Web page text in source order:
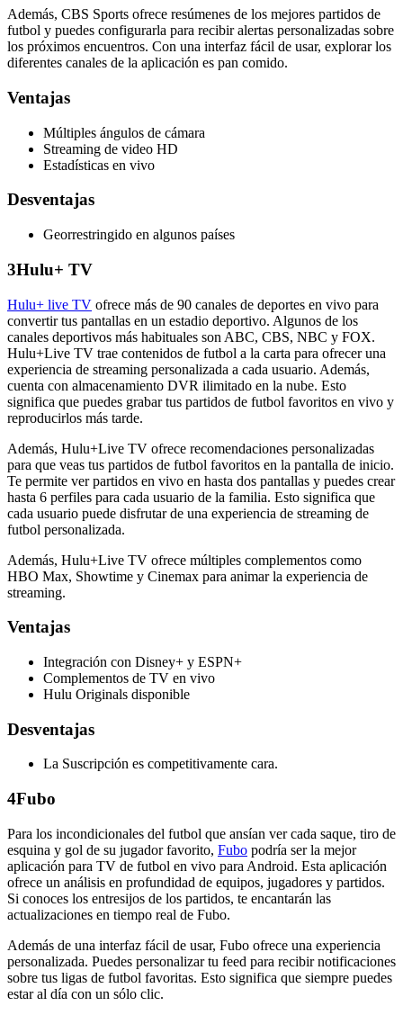
Además, CBS Sports ofrece resúmenes de los mejores partidos de
futbol y puedes configurarla para recibir alertas personalizadas sobre
los próximos encuentros. Con una interfaz fácil de usar, explorar los
diferentes canales de la aplicación es pan comido.
Ventajas
Múltiples ángulos de cámara
Streaming de video HD
Estadísticas en vivo
Desventajas
Georrestringido en algunos países
3Hulu+ TV
Hulu+ live TV ofrece más de 90 canales de deportes en vivo para
convertir tus pantallas en un estadio deportivo. Algunos de los
canales deportivos más habituales son ABC, CBS, NBC y FOX.
Hulu+Live TV trae contenidos de futbol a la carta para ofrecer una
experiencia de streaming personalizada a cada usuario. Además,
cuenta con almacenamiento DVR ilimitado en la nube. Esto
significa que puedes grabar tus partidos de futbol favoritos en vivo y
reproducirlos más tarde.
Además, Hulu+Live TV ofrece recomendaciones personalizadas
para que veas tus partidos de futbol favoritos en la pantalla de inicio.
Te permite ver partidos en vivo en hasta dos pantallas y puedes crear
hasta 6 perfiles para cada usuario de la familia. Esto significa que
cada usuario puede disfrutar de una experiencia de streaming de
futbol personalizada.
Además, Hulu+Live TV ofrece múltiples complementos como
HBO Max, Showtime y Cinemax para animar la experiencia de
streaming.
Ventajas
Integración con Disney+ y ESPN+
Complementos de TV en vivo
Hulu Originals disponible
Desventajas
La Suscripción es competitivamente cara.
4Fubo
Para los incondicionales del futbol que ansían ver cada saque, tiro de
esquina y gol de su jugador favorito, Fubo podría ser la mejor
aplicación para TV de futbol en vivo para Android. Esta aplicación
ofrece un análisis en profundidad de equipos, jugadores y partidos.
Si conoces los entresijos de los partidos, te encantarán las
actualizaciones en tiempo real de Fubo.
Además de una interfaz fácil de usar, Fubo ofrece una experiencia
personalizada. Puedes personalizar tu feed para recibir notificaciones
sobre tus ligas de futbol favoritas. Esto significa que siempre puedes
estar al día con un sólo clic.